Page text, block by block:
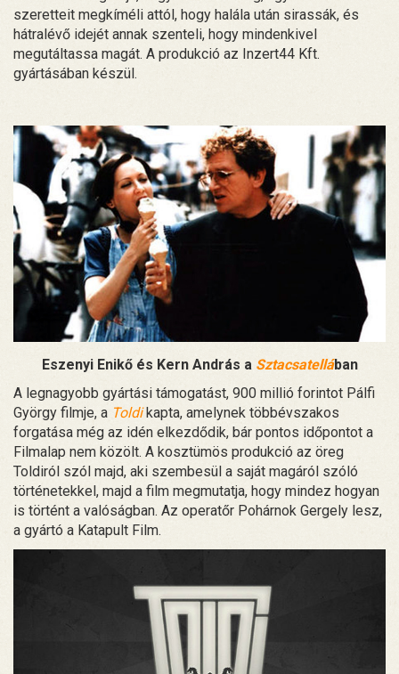
szeretteit megkíméli attól, hogy halála után sirassák, és
hátralévő idejét annak szenteli, hogy mindenkivel
megutáltassa magát. A produkció az Inzert44 Kft.
gyártásában készül.
Eszenyi Enikő és Kern András a Sztacsatellában
A legnagyobb gyártási támogatást, 900 millió forintot Pálfi
György filmje, a Toldikapta, amelynek többévszakos
forgatása még az idén elkezdődik, bár pontos időpontot a
Filmalap nem közölt. A kosztümös produkció az öreg
Toldiról szól majd, aki szembesül a saját magáról szóló
történetekkel, majd a film megmutatja, hogy mindez hogyan
is történt a valóságban. Az operatőr Pohárnok Gergely lesz,
a gyártó a Katapult Film.